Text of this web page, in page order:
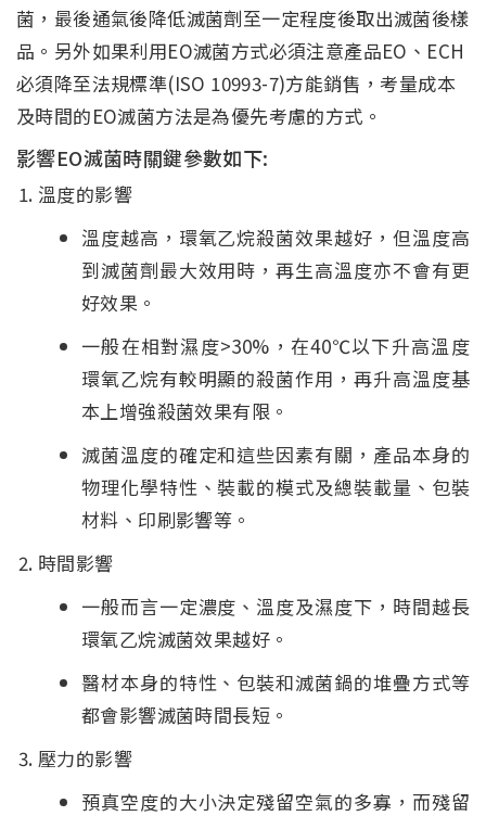
菌，最後通氣後降低滅菌劑至一定程度後取出滅菌後樣
品。另外如果利用EO滅菌方式必須注意產品EO、ECH
必須降至法規標準(ISO 10993-7)方能銷售，考量成本
及時間的EO滅菌方法是為優先考慮的方式。
影響EO滅菌時關鍵參數如下:
溫度的影響
溫度越高，環氧乙烷殺菌效果越好，但溫度高
到滅菌劑最大效用時，再生高溫度亦不會有更
好效果。
一般在相對濕度>30%，在40℃以下升高溫度
環氧乙烷有較明顯的殺菌作用，再升高溫度基
本上增強殺菌效果有限。
滅菌溫度的確定和這些因素有關，產品本身的
物理化學特性、裝載的模式及總裝載量、包裝
材料、印刷影響等。
時間影響
一般而言一定濃度、溫度及濕度下，時間越長
環氧乙烷滅菌效果越好。
醫材本身的特性、包裝和滅菌鍋的堆疊方式等
都會影響滅菌時間長短。
壓力的影響
預真空度的大小決定殘留空氣的多寡，而殘留